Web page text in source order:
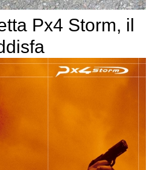
Px4 Storm, il